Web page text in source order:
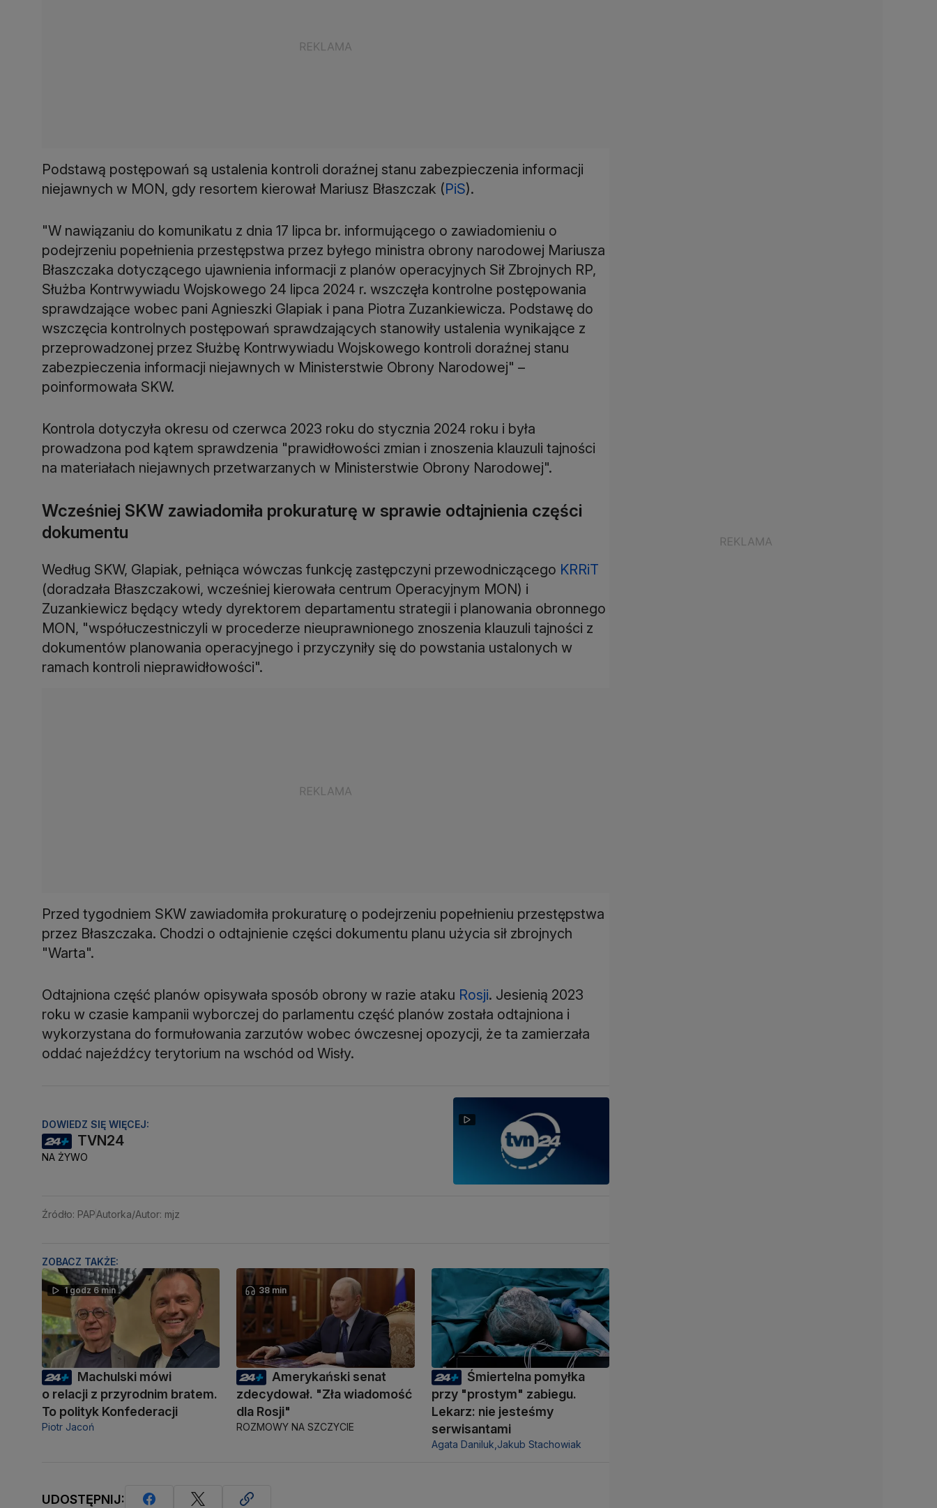
Podstawą postępowań są ustalenia kontroli doraźnej stanu zabezpieczenia informacji
niejawnych w MON, gdy resortem kierował Mariusz Błaszczak (PiS).
"W nawiązaniu do komunikatu z dnia 17 lipca br. informującego o zawiadomieniu o
podejrzeniu popełnienia przestępstwa przez byłego ministra obrony narodowej Mariusza
Błaszczaka dotyczącego ujawnienia informacji z planów operacyjnych Sił Zbrojnych RP,
Służba Kontrwywiadu Wojskowego 24 lipca 2024 r. wszczęła kontrolne postępowania
sprawdzające wobec pani Agnieszki Glapiak i pana Piotra Zuzankiewicza. Podstawę do
wszczęcia kontrolnych postępowań sprawdzających stanowiły ustalenia wynikające z
przeprowadzonej przez Służbę Kontrwywiadu Wojskowego kontroli doraźnej stanu
zabezpieczenia informacji niejawnych w Ministerstwie Obrony Narodowej" –
poinformowała SKW.
Kontrola dotyczyła okresu od czerwca 2023 roku do stycznia 2024 roku i była
prowadzona pod kątem sprawdzenia "prawidłowości zmian i znoszenia klauzuli tajności
na materiałach niejawnych przetwarzanych w Ministerstwie Obrony Narodowej".
Wcześniej SKW zawiadomiła prokuraturę w sprawie odtajnienia części
dokumentu
Według SKW, Glapiak, pełniąca wówczas funkcję zastępczyni przewodniczącego KRRiT
(doradzała Błaszczakowi, wcześniej kierowała centrum Operacyjnym MON) i
Zuzankiewicz będący wtedy dyrektorem departamentu strategii i planowania obronnego
MON, "współuczestniczyli w procederze nieuprawnionego znoszenia klauzuli tajności z
dokumentów planowania operacyjnego i przyczyniły się do powstania ustalonych w
ramach kontroli nieprawidłowości".
Przed tygodniem SKW zawiadomiła prokuraturę o podejrzeniu popełnieniu przestępstwa
przez Błaszczaka. Chodzi o odtajnienie części dokumentu planu użycia sił zbrojnych
"Warta".
Odtajniona część planów opisywała sposób obrony w razie ataku Rosji. Jesienią 2023
roku w czasie kampanii wyborczej do parlamentu część planów została odtajniona i
wykorzystana do formułowania zarzutów wobec ówczesnej opozycji, że ta zamierzała
oddać najeźdźcy terytorium na wschód od Wisły.
DOWIEDZ SIĘ WIĘCEJ:
TVN24
NA ŻYWO
Źródło: PAPAutorka/Autor: mjz
ZOBACZ TAKŻE:
1 godz 6 min
Machulski mówi
o relacji z przyrodnim bratem.
To polityk Konfederacji
Piotr Jacoń
38 min
Amerykański senat
zdecydował. "Zła wiadomość
dla Rosji"
ROZMOWY NA SZCZYCIE
Śmiertelna pomyłka
przy "prostym" zabiegu.
Lekarz: nie jesteśmy
serwisantami
Agata Daniluk, Jakub Stachowiak
UDOSTĘPNIJ: